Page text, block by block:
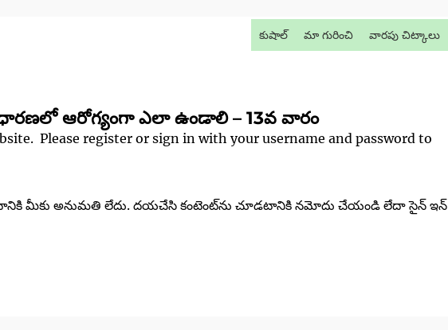
కుషాల్ మా గురించి వారపు చిట్కాలు
ఆరోగ్యంగా ఎలా ఉండాలి – 13వ వారం
Please register or sign in with your username and password to
మీకు అనుమతి లేదు. దయచేసి కంటెంట్‌ను చూడటానికి నమోదు చేయండి లేదా సైన్ ఇన్